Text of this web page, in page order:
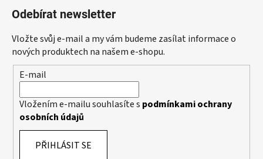
v
k
v
ý
p
Odebírat newsletter
Vložte svůj e-mail a my vám budeme zasílat informace o
nových produktech na našem e-shopu.
E-mail
Vložením e-mailu souhlasíte s podmínkami ochrany
osobních údajů
PŘIHLÁSIT SE